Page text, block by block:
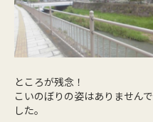
ところが残念！
こいのぼりの姿はありませんで
した。